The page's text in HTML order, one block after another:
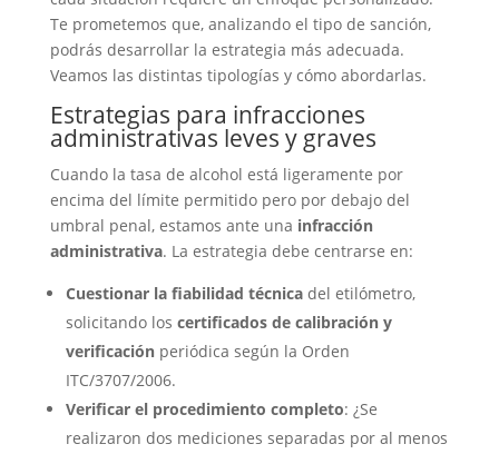
Te prometemos que, analizando el tipo de sanción,
podrás desarrollar la estrategia más adecuada.
Veamos las distintas tipologías y cómo abordarlas.
Estrategias para infracciones
administrativas leves y graves
Cuando la tasa de alcohol está ligeramente por
encima del límite permitido pero por debajo del
umbral penal, estamos ante una infracción
administrativa. La estrategia debe centrarse en:
Cuestionar la fiabilidad técnicadel etilómetro,
solicitando los certificados de calibración y
verificaciónperiódica según la Orden
ITC/3707/2006.
Verificar el procedimiento completo: ¿Se
realizaron dos mediciones separadas por al menos